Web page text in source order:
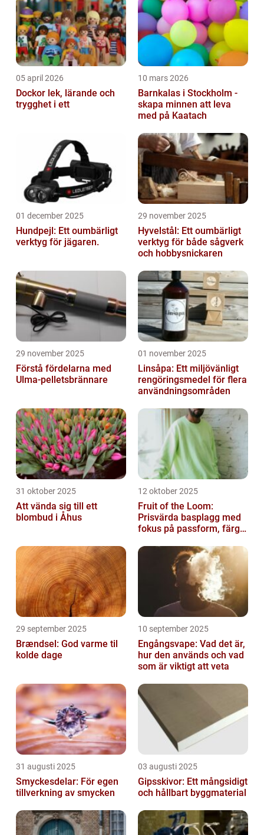
05 april 2026
Dockor lek, lärande och
trygghet i ett
10 mars 2026
Barnkalas i Stockholm -
skapa minnen att leva
med på Kaatach
01 december 2025
Hundpejl: Ett oumbärligt
verktyg för jägaren.
29 november 2025
Hyvelstål: Ett oumbärligt
verktyg för både sågverk
och hobbysnickaren
29 november 2025
Förstå fördelarna med
Ulma-pelletsbrännare
01 november 2025
Linsåpa: Ett miljövänligt
rengöringsmedel för flera
användningsområden
31 oktober 2025
Att vända sig till ett
blombud i Åhus
12 oktober 2025
Fruit of the Loom:
Prisvärda basplagg med
fokus på passform, färg
29 september 2025
Brændsel: God varme til
kolde dage
10 september 2025
Engångsvape: Vad det är,
hur den används och vad
som är viktigt att veta
31 augusti 2025
Smyckesdelar: För egen
tillverkning av smycken
03 augusti 2025
Gipsskivor: Ett mångsidigt
och hållbart byggmaterial